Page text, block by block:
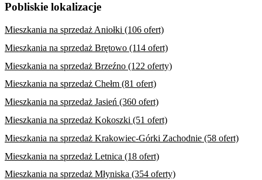
Pobliskie lokalizacje
Mieszkania na sprzedaż Aniołki (106 ofert)
Mieszkania na sprzedaż Brętowo (114 ofert)
Mieszkania na sprzedaż Brzeźno (122 oferty)
Mieszkania na sprzedaż Chełm (81 ofert)
Mieszkania na sprzedaż Jasień (360 ofert)
Mieszkania na sprzedaż Kokoszki (51 ofert)
Mieszkania na sprzedaż Krakowiec-Górki Zachodnie (58 ofert)
Mieszkania na sprzedaż Letnica (18 ofert)
Mieszkania na sprzedaż Młyniska (354 oferty)